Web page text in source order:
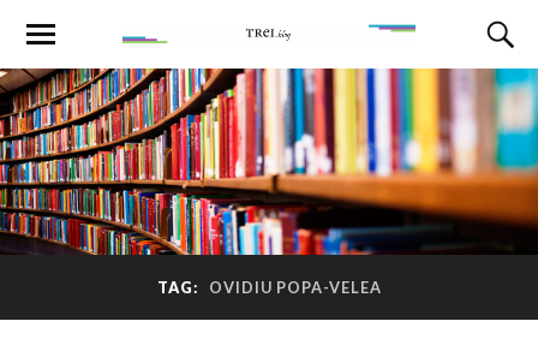
TAG: OVIDIU POPA-VELEA